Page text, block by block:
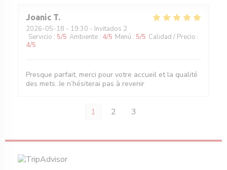
Joanic T
2026-05-18 - 19:30 - Invitados 2
Servicio : 5/5 Ambiente : 4/5 Menú : 5/5 Calidad / Precio :
4/5
Presque parfait, merci pour votre accueil et la qualité
des mets. Je n’hésiterai pas à revenir
1 2 3